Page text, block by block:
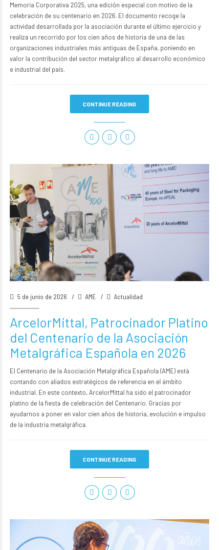
Memoria Corporativa 2025, una edición especial con motivo de la
celebración de su centenario en 2026. El documento recoge la
actividad desarrollada por la asociación durante el último ejercicio y
realiza un recorrido por los cien años de historia de una de las
organizaciones industriales más antiguas de España, poniendo en
valor la contribución del sector metalgráfico al desarrollo económico
e industrial del país.
CONTINUE READING
5 de junio de 2026 AME Actualidad
ArcelorMittal, Patrocinador Platino
del Centenario de la Asociación
Metalgráfica Española en 2026
El Centenario de la Asociación Metalgráfica Española (AME) está
contando con aliados estratégicos de referencia en el ámbito
industrial. En este contexto, ArcelorMittal ha sido el patrocinador
platino de la fiesta de celebración del Centenario. Gracias por
ayudarnos a poner en valor cien años de historia, evolución e impulso
de la industria metalgráfica.
CONTINUE READING